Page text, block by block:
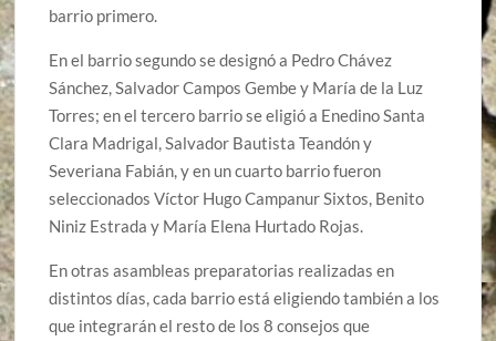
barrio primero.
En el barrio segundo se designó a Pedro Chávez
Sánchez, Salvador Campos Gembe y María de la Luz
Torres; en el tercero barrio se eligió a Enedino Santa
Clara Madrigal, Salvador Bautista Teandón y
Severiana Fabián, y en un cuarto barrio fueron
seleccionados Víctor Hugo Campanur Sixtos, Benito
Niniz Estrada y María Elena Hurtado Rojas.
En otras asambleas preparatorias realizadas en
distintos días, cada barrio está eligiendo también a los
que integrarán el resto de los 8 consejos que